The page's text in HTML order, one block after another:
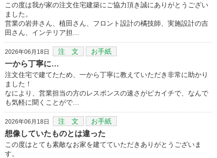
この度は我が家の注文住宅建築にご協力頂き誠にありがとうござい
ました。
営業の岩井さん、植田さん、フロント設計の橘技師、実施設計の吉
田さん、インテリア担…
2026年06月18日 注 文 お手紙
一から丁寧に…
注文住宅で建てたため、一から丁寧に教えていただき非常に助かり
ました！
なにより、営業担当の方のレスポンスの速さがピカイチで、なんで
も気軽に聞くことがで…
2026年06月18日 注 文 お手紙
想像していたものとは違った
この度はとても素敵なお家を建てていただきありがとうございま
す。